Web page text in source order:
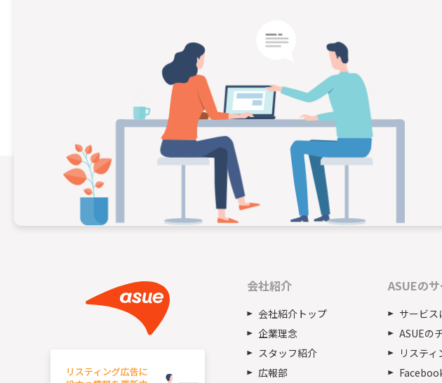
会社紹介
会社紹介トップ
企業理念
スタッフ紹介
広報部
ASUEの
サービス
ASUEの
リステ